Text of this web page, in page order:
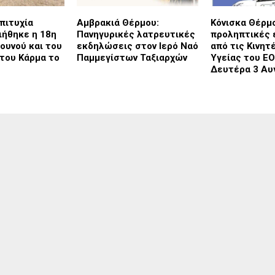
η 18η
και του
Κάρμα το
Αμβρακιά Θέρμου:
Πανηγυρικές λατρευτικές
εκδηλώσεις στον Ιερό Ναό
Παμμεγίστων Ταξιαρχών
Κόνισκα
προληπτικές
από τις
Υγείας του
Δευτέρα 3